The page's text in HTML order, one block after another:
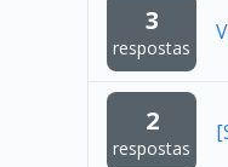
3
respostas
2
respostas